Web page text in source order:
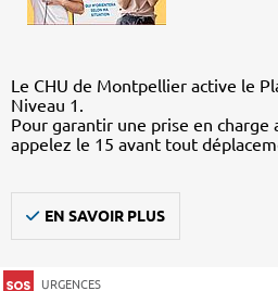
Le CHU de Montpellier active le
Niveau 1.
Pour garantir une prise en charge
appelez le 15 avant tout
EN SAVOIR PLUS
URGENCES